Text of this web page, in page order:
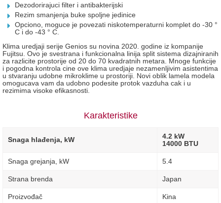
Dezodorirajuci filter i antibakterijski
Rezim smanjenja buke spoljne jedinice
Opciono, moguce je povezati niskotemperaturni komplet do -30 °
C i do -43 ° C.
Klima uredjaji serije Genios su novina 2020. godine iz kompanije
Fujitsu. Ovo je svestrana i funkcionalna linija split sistema dizajniranih
za razlicite prostorije od 20 do 70 kvadratnih metara. Mnoge funkcije
i pogodna kontrola cine ove klima uredjaje nezamenljivim asistentima
u stvaranju udobne mikroklime u prostoriji. Novi oblik lamela modela
omogucava vam da udobno podesite protok vazduha cak i u
rezimima visoke efikasnosti.
Karakteristike
Snaga hlađenja, kW
4.2 kW
14000 BTU
Snaga grejanja, kW 5.4
Strana brenda Japan
Proizvođač Kina